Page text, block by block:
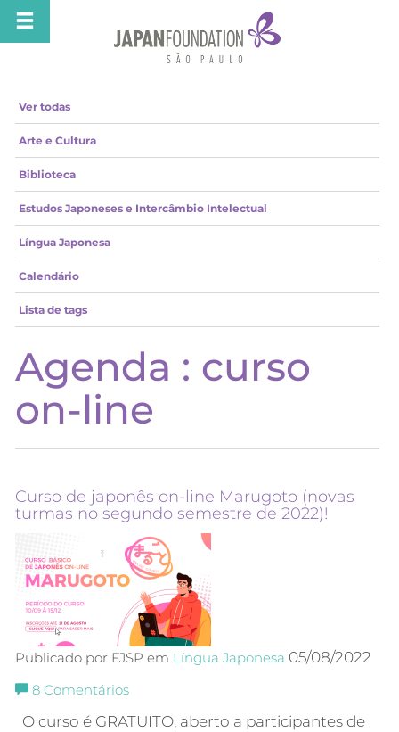
Ver todas
Arte e Cultura
Biblioteca
Estudos Japoneses e Intercâmbio Intelectual
Língua Japonesa
Calendário
Lista de tags
Agenda : curso
on-line
Curso de japonês on-line Marugoto (novas
turmas no segundo semestre de 2022)!
Publicado por FJSP em Língua Japonesa 05/08/2022
8 Comentários
O curso é GRATUITO, aberto a participantes de